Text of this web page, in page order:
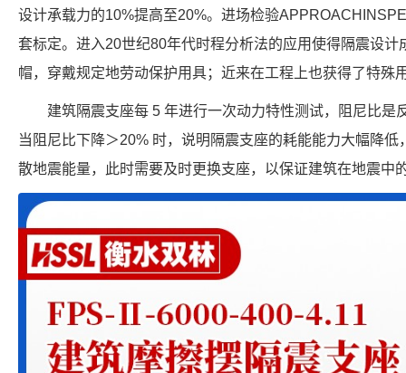
设计承载力的10%提高至20%。进场检验
套标定。进入20世纪80年代时程分析法的应用使得隔震设
帽，穿戴规定地劳动保护用具；近来在工程上也获得了特殊
建筑隔震支座每 5 年进行一次动力特性测试，阻尼比是
当阻尼比下降＞20% 时，说明隔震支座的耗能能力大幅降
散地震能量，此时需要及时更换支座，以保证建筑在地震中